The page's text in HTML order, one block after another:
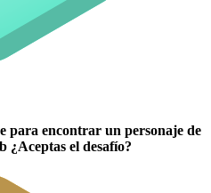
para encontrar un personaje de
¿Aceptas el desafío?